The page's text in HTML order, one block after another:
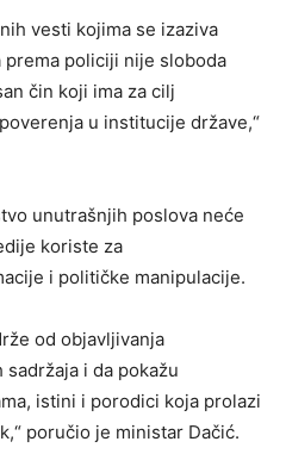
vesti kojima se izaziva
policiji nije sloboda
čin koji ima za cilj
u institucije države,“
unutrašnjih poslova neće
koriste za
i političke manipulacije.
od objavljivanja
i da pokažu
istini i porodici koja prolazi
poručio je ministar Dačić.